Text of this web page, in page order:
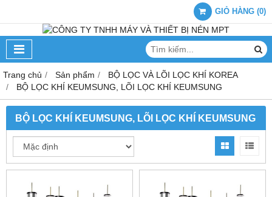
GIỎ HÀNG (0)
Trang chủ Sản phẩm
BỘ LỌC VÀ LÕI LỌC KHÍ KOREA
BỘ LỌC KHÍ KEUMSUNG, LÕI LỌC KHÍ KEUMSUNG
BỘ LỌC KHÍ KEUMSUNG, LÕI LỌC KHÍ KEUMSUNG